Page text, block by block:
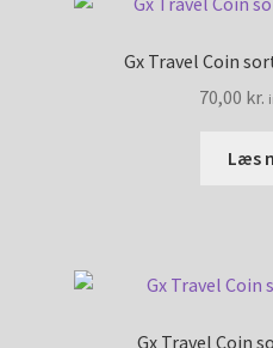
Gx Travel Coin
70,00 kr.
Læs
Gx Travel Coin